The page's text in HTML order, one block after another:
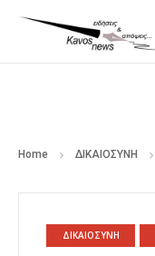
Home ΔΙΚΑΙΟΣΥΝΗ
ΔΙΚΑΙΟΣΥΝΗ